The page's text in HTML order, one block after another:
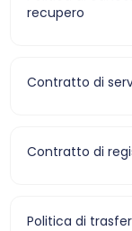
recupero
Contratto di
Contratto di
Politica di